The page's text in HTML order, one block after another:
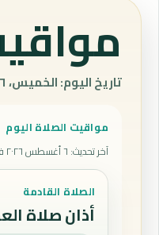
تاريخ اليوم: الخميس، ٦ أغسطس ٢٠٢٦ الموافق 23 صفر 1448 هـ.
مواقيت الصلاة اليوم
آخر تحديث: ٦ أغسطس ٢٠٢٦ في ١٢:٥٢ ص
الصلاة القادمة
أذان صلاة